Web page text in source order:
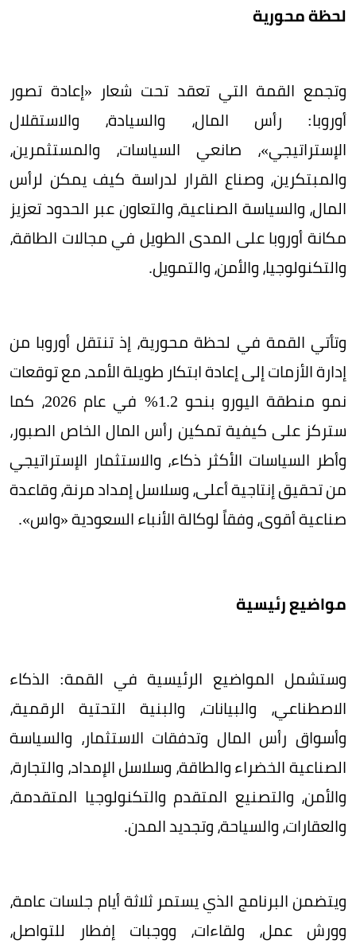
لحظة محورية
وتجمع القمة التي تعقد تحت شعار «إعادة تصور
أوروبا: رأس المال، والسيادة، والاستقلال
الإستراتيجي»، صانعي السياسات، والمستثمرين،
والمبتكرين، وصناع القرار لدراسة كيف يمكن لرأس
المال، والسياسة الصناعية، والتعاون عبر الحدود تعزيز
مكانة أوروبا على المدى الطويل في مجالات الطاقة،
والتكنولوجيا، والأمن، والتمويل.
وتأتي القمة في لحظة محورية، إذ تنتقل أوروبا من
إدارة الأزمات إلى إعادة ابتكار طويلة الأمد، مع توقعات
نمو منطقة اليورو بنحو 1.2% في عام 2026، كما
ستركز على كيفية تمكين رأس المال الخاص الصبور،
وأطر السياسات الأكثر ذكاء، والاستثمار الإستراتيجي
من تحقيق إنتاجية أعلى، وسلاسل إمداد مرنة، وقاعدة
صناعية أقوى، وفقاً لوكالة الأنباء السعودية «واس».
مواضيع رئيسية
وستشمل المواضيع الرئيسية في القمة: الذكاء
الاصطناعي، والبيانات، والبنية التحتية الرقمية،
وأسواق رأس المال وتدفقات الاستثمار، والسياسة
الصناعية الخضراء والطاقة، وسلاسل الإمداد، والتجارة،
والأمن، والتصنيع المتقدم والتكنولوجيا المتقدمة،
والعقارات، والسياحة، وتجديد المدن.
ويتضمن البرنامج الذي يستمر ثلاثة أيام جلسات عامة،
وورش عمل، ولقاءات، ووجبات إفطار للتواصل،